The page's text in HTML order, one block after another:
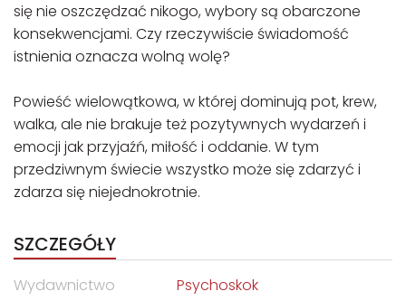
się nie oszczędzać nikogo, wybory są obarczone
konsekwencjami. Czy rzeczywiście świadomość
istnienia oznacza wolną wolę?
Powieść wielowątkowa, w której dominują pot, krew,
walka, ale nie brakuje też pozytywnych wydarzeń i
emocji jak przyjaźń, miłość i oddanie. W tym
przedziwnym świecie wszystko może się zdarzyć i
zdarza się niejednokrotnie.
SZCZEGÓŁY
Wydawnictwo
Psychoskok